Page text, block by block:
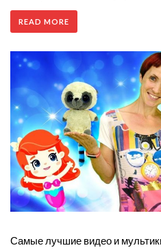
READ MORE
Самые лучшие видео и